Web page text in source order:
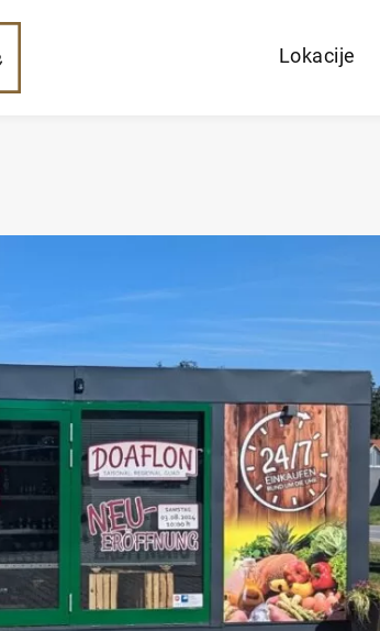
Lokacije